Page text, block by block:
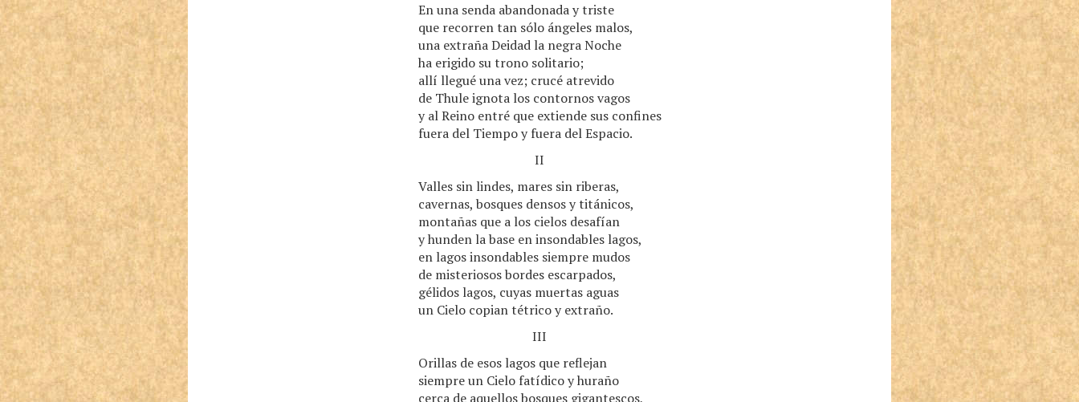
En una senda abandonada y triste
que recorren tan sólo ángeles malos,
una extraña Deidad la negra Noche
ha erigido su trono solitario;
allí llegué una vez; crucé atrevido
de Thule ignota los contornos vagos
y al Reino entré que extiende sus confines
fuera del Tiempo y fuera del Espacio.
II
Valles sin lindes, mares sin riberas,
cavernas, bosques densos y titánicos,
montañas que a los cielos desafían
y hunden la base en insondables lagos,
en lagos insondables siempre mudos
de misteriosos bordes escarpados,
gélidos lagos, cuyas muertas aguas
un Cielo copian tétrico y extraño.
III
Orillas de esos lagos que reflejan
siempre un Cielo fatídico y huraño
cerca de aquellos bosques gigantescos,